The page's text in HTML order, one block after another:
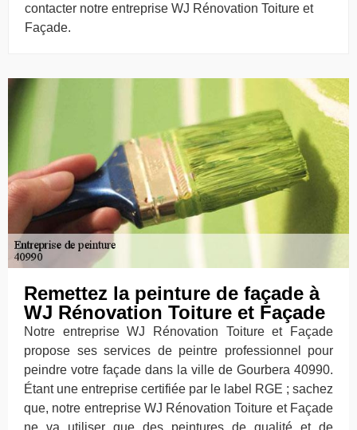
contacter notre entreprise WJ Rénovation Toiture et
Façade.
Remettez la peinture de façade à
WJ Rénovation Toiture et Façade
Notre entreprise WJ Rénovation Toiture et Façade
propose ses services de peintre professionnel pour
peindre votre façade dans la ville de Gourbera 40990.
Étant une entreprise certifiée par le label RGE ; sachez
que, notre entreprise WJ Rénovation Toiture et Façade
ne va utiliser que des peintures de qualité et de